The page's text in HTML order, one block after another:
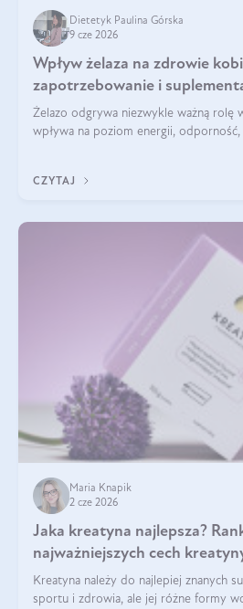
Dietetyk Paulina Górska
9 cze 2026
Wpływ żelaza na zdrowie
zapotrzebowanie i
Żelazo odgrywa niezwykle ważną rolę
wpływa na poziom energii,
zawrotów głowy czy problemów z
CZYTAJ
Maria Knapik
2 cze 2026
Jaka kreatyna najlepsza?
najważniejszych cech
Kreatyna należy do najlepiej znanych
sportu i zdrowia, ale jej różne formy